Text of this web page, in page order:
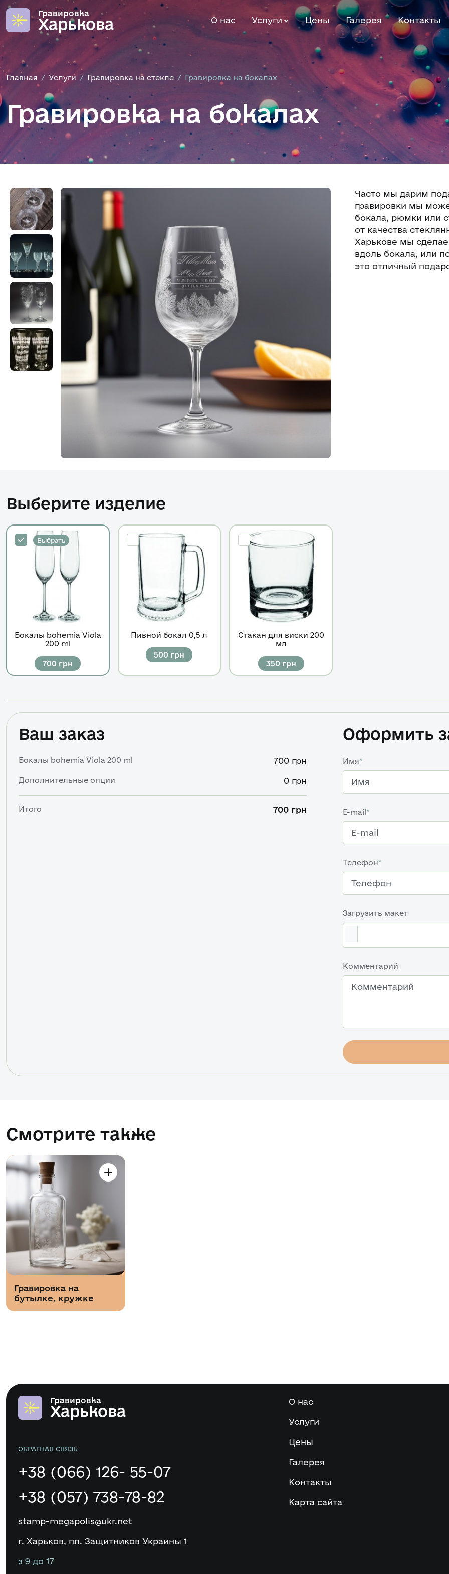
Гравировка
Харькова О нас Услуги Цены Галерея Контакты
Главная Услуги Гравировка на стекле Гравировка на бокалах
Гравировка на бокалах
Часто мы дарим
гравировки мы
бокала, рюмки или
от качества
Харькове мы
вдоль бокала, или
это отличный
Выберите изделие
Бокалы bohemia Viola
200 ml
700 грн
Выбрать
Пивной бокал 0,5 л
500 грн
Стакан для виски 200
мл
350 грн
Ваш заказ
Бокалы bohemia Viola 200 ml 700 грн
Дополнительные опции 0 грн
Итого 700 грн
Оформить
Имя*
E-mail*
Телефон*
Загрузить макет
Комментарий
Смотрите также
Гравировка на
бутылке, кружке
Гравировка
Харькова
ОБРАТНАЯ СВЯЗЬ
+38 (066) 126- 55-07
+38 (057) 738-78-82
stamp-megapolis@ukr.net
г. Харьков, пл. Защитников Украины 1
з 9 до 17
О нас
Услуги
Цены
Галерея
Контакты
Карта сайта